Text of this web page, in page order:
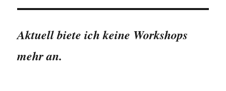
SPSS
Aktuell biete ich keine Workshops
mehr an.